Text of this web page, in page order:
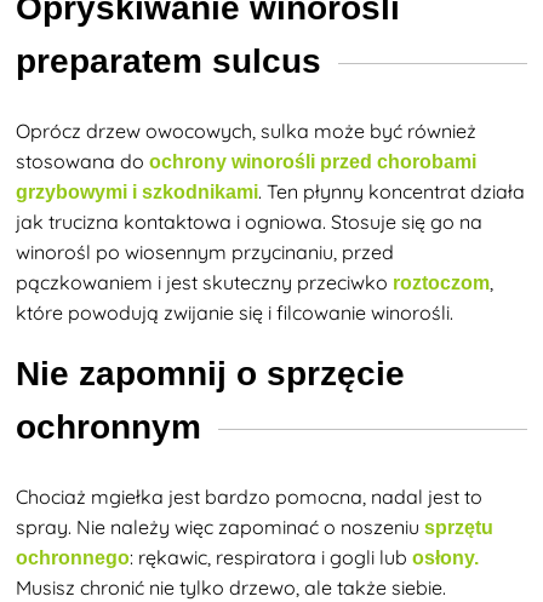
Opryskiwanie winorośli
preparatem sulcus
Oprócz drzew owocowych, sulka może być również
stosowana doochrony winorośli przed chorobami
grzybowymi i szkodnikami. Ten płynny koncentratdziała
jak trucizna kontaktowa i ogniowa. Stosuje się go na
winorośl po wiosennym przycinaniu, przed
pączkowaniem i jest skuteczny przeciwko roztoczom,
które powodują zwijanie się i filcowanie winorośli.
Nie zapomnij o sprzęcie
ochronnym
Chociaż mgiełka jest bardzo pomocna, nadal jest to
spray. Nie należy więc zapominać o noszeniusprzętu
ochronnego: rękawic, respiratora i gogli lubosłony.
Musisz chronić nie tylko drzewo, ale także siebie.